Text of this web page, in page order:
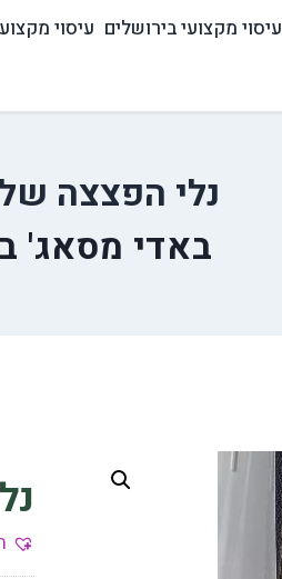
עיסוי מקצועי בירושלים עיסוי
נלי הפצצה
באדי מסאג'